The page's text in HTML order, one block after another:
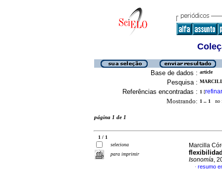
Base de dados : article
Pesquisa :
Referências encontradas : 1 [refinar
Mostrando: 1 .. 1 no
página 1 de 1
1 / 1
seleciona
para imprimir
Marcilla
Isonomía,
· resumo